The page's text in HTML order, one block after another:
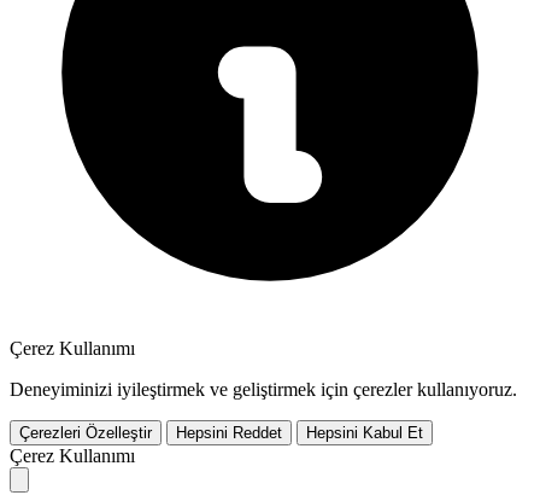
Çerez Kullanımı
Deneyiminizi iyileştirmek ve geliştirmek için çerezler kullanıyoruz.
Çerezleri Özelleştir Hepsini Reddet Hepsini Kabul Et
Çerez Kullanımı